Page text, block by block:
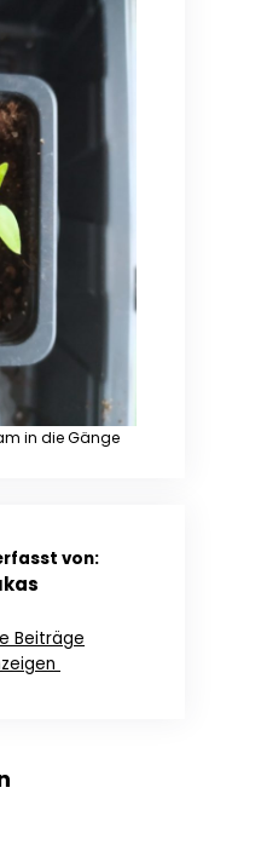
in die Gänge
von:
Beiträge